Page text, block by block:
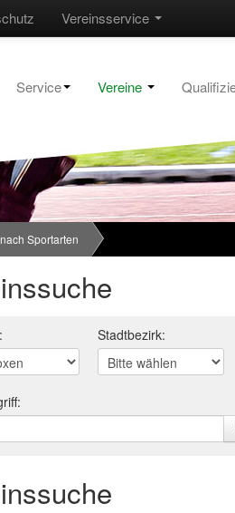
Vereinsservice
Service Vereine
nach Sportarten
Stadtbezirk: